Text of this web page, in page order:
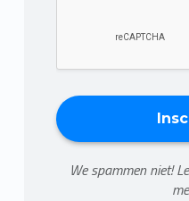
We spammen niet!